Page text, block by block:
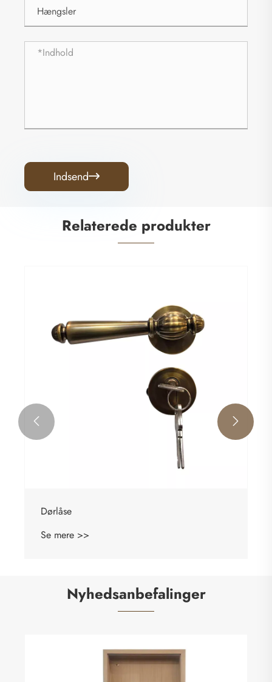
Indsend
Relaterede produkter
Dørlåse
Se mere >>
 
Nyhedsanbefalinger